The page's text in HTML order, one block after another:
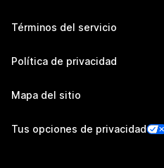
Términos del servicio
Política de privacidad
Mapa del sitio
Tus opciones de privacidad